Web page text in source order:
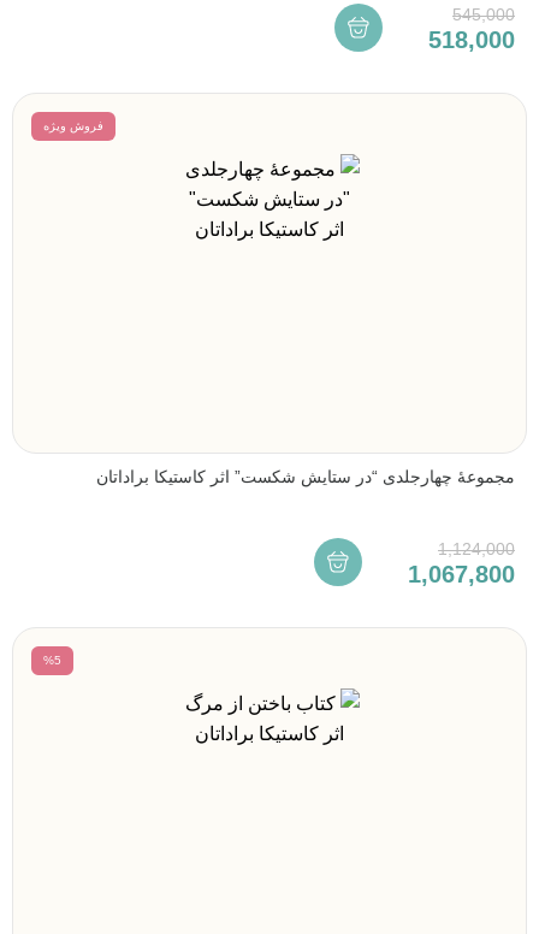
545,000
518,000
فروش ویژه
مجموعۀ چهارجلدی “در ستایش شکست” اثر کاستیکا براداتان
1,124,000
1,067,800
%5